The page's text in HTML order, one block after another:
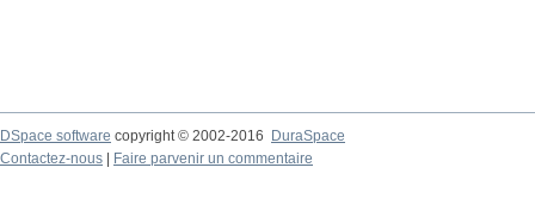
DSpace software copyright © 2002-2016
DuraSpace
Contactez-nous
Faire parvenir un commentaire